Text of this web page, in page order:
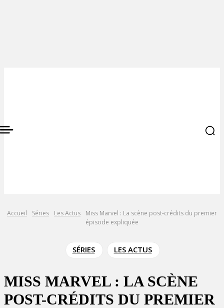
Accueil Séries Les Actus
Miss Marvel : La scène post-crédits du premier
épisode expliquée
SÉRIES LES ACTUS
MISS MARVEL : LA SCÈNE
POST-CRÉDITS DU PREMIER